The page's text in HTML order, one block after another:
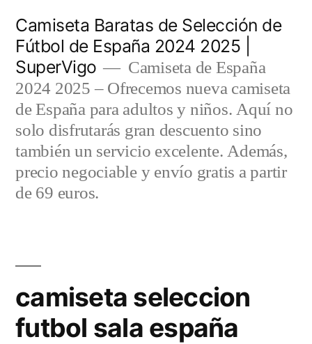
contenido
Camiseta Baratas de Selección de
Fútbol de España 2024 2025 |
SuperVigo
Camiseta de España
2024 2025 – Ofrecemos nueva camiseta
de España para adultos y niños. Aquí no
solo disfrutarás gran descuento sino
también un servicio excelente. Además,
precio negociable y envío gratis a partir
de 69 euros.
camiseta seleccion
futbol sala españa